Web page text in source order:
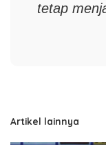
tetap
Artikel lainnya